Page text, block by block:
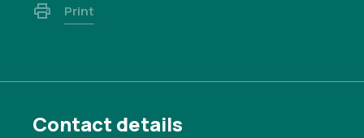
Print
Contact details